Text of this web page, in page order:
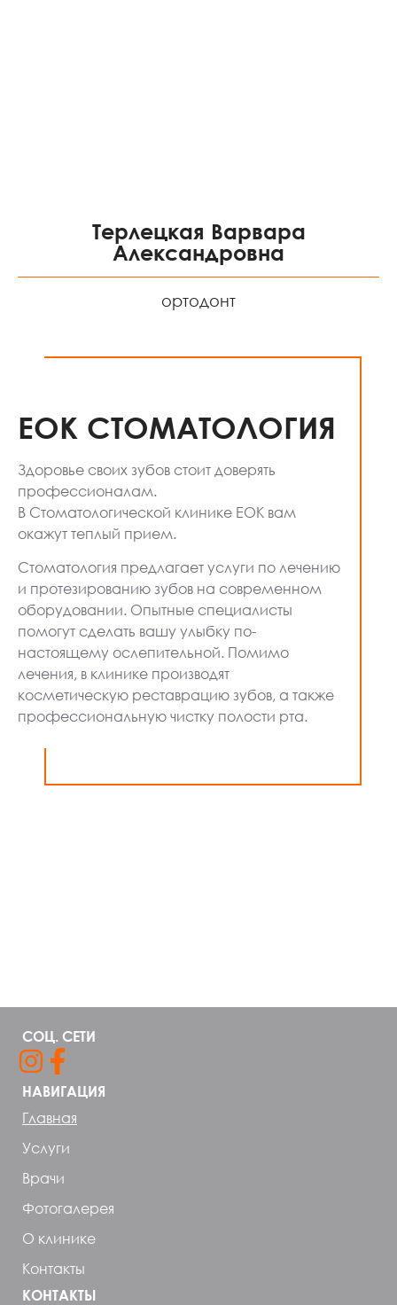
Терлецкая Варвара
Александровна
ортодонт
ЕОК СТОМАТОЛОГИЯ
Здоровье своих зубов стоит доверять
профессионалам.
В Стоматологической клинике ЕОК вам
окажут теплый прием.
Стоматология предлагает услуги по лечению
и протезированию зубов на современном
оборудовании. Опытные специалисты
помогут сделать вашу улыбку по-
настоящему ослепительной. Помимо
лечения, в клинике производят
косметическую реставрацию зубов, а также
профессиональную чистку полости рта.
НАВИГАЦИЯ
Главная
Услуги
Врачи
Фотогалерея
О клинике
Контакты
КОНТАКТЫ
СОЦ. СЕТИ